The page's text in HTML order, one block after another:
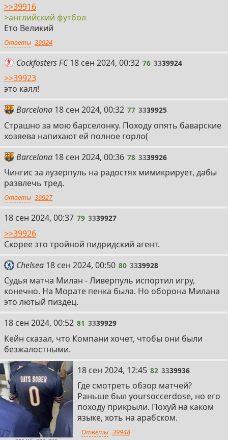
>>39916
>английский футбол
Ето Великий
Ответы 39924
Cockfosters FC 76
18 сен 2024, 00:32 76 3339924
>>39923
это калл!
Barcelona 77
18 сен 2024, 00:32 77 3339925
Страшно за мою барселонку. Походу опять баварские
хозяева напихают ей полное горло(
Barcelona 78
18 сен 2024, 00:36 78 3339926
Чингис за лузерпуль на радостях мимикрирует, дабы
развлечь тред.
Ответы 39927
79
18 сен 2024, 00:37 79 3339927
>>39926
Скорее это тройной пидридский агент.
Chelsea 80
18 сен 2024, 00:50 80 3339928
Судья матча Милан - Ливерпуль испортил игру,
конечно. На Морате пенка была. Но оборона Милана
это лютый пиздец.
81
18 сен 2024, 00:52 81 3339929
Кейн сказал, что Компани хочет, чтобы они были
безжалостными.
82
18 сен 2024, 12:45 82 3339936
Где смотреть обзор матчей?
Раньше был yoursoccerdose, но его
походу прикрыли. Похуй на каком
языке, хоть на арабском.
Ответы 39948